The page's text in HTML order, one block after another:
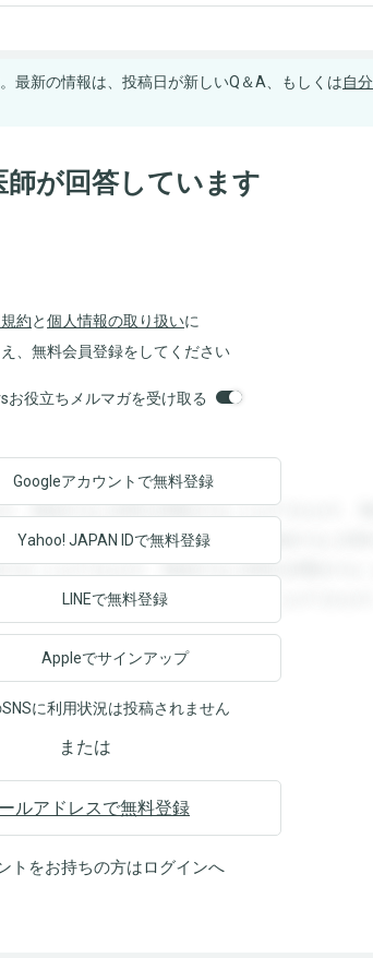
最新の情報は、投稿日が新しいQ＆A、もしくは自
師が回答しています
約と個人情報の取り扱いに
、無料会員登録をしてください
お役立ちメルマガを受け取る
。登録すると回答を閲覧することができます。登
回答を閲覧することができます。登録すると回答
ることができます。登録すると回答を閲覧するこ
ます。登録すると回答を閲覧することができます
Googleアカウントで無料登録
Yahoo! JAPAN IDで無料登録
LINEで無料登録
Appleでサインアップ
に利用状況は投稿されません
または
ルアドレスで無料登録
トをお持ちの方はログインへ